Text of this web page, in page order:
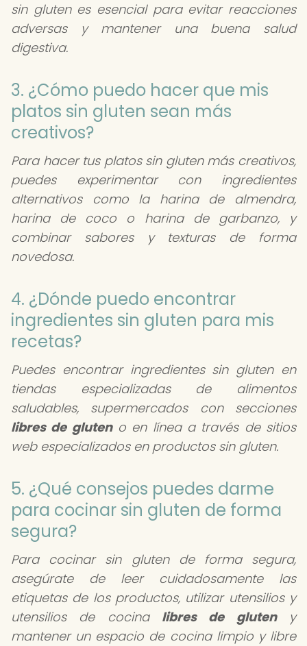
sin gluten es esencial para evitar reacciones
adversas y mantener una buena salud
digestiva.
3. ¿Cómo puedo hacer que mis
platos sin gluten sean más
creativos?
Para hacer tus platos sin gluten más creativos,
puedes experimentar con ingredientes
alternativos como la harina de almendra,
harina de coco o harina de garbanzo, y
combinar sabores y texturas de forma
novedosa.
4. ¿Dónde puedo encontrar
ingredientes sin gluten para mis
recetas?
Puedes encontrar ingredientes sin gluten en
tiendas especializadas de alimentos
saludables, supermercados con secciones
libres de gluteno en línea a través de sitios
web especializados en productos sin gluten.
5. ¿Qué consejos puedes darme
para cocinar sin gluten de forma
segura?
Para cocinar sin gluten de forma segura,
asegúrate de leer cuidadosamente las
etiquetas de los productos, utilizar utensilios y
utensilios de cocina libres de gluteny
mantener un espacio de cocina limpio y libre